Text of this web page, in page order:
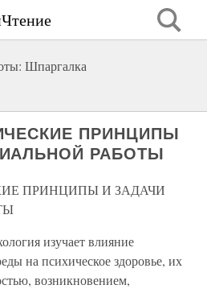
Шпаргалка
ПРИНЦИПЫ
РАБОТЫ
ПРИНЦИПЫ И ЗАДАЧИ
изучает влияние
на психическое здоровье, их
возникновением,